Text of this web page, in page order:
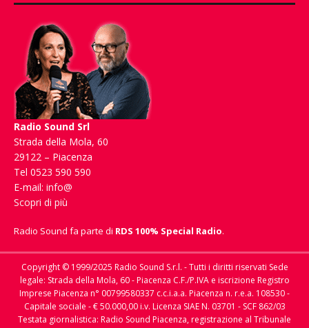
Radio Sound Srl
Strada della Mola, 60
29122 – Piacenza
Tel 0523 590 590
E-mail: info@
Scopri di più
Radio Sound fa parte di RDS 100% Special Radio.
Copyright © 1999/2025 Radio Sound S.r.l. - Tutti i diritti riservati Sede
legale: Strada della Mola, 60 - Piacenza C.F./P.IVA e iscrizione Registro
Imprese Piacenza n° 00799580337 c.c.i.a.a. Piacenza n. r.e.a. 108530 -
Capitale sociale - € 50.000,00 i.v. Licenza SIAE N. 03701 - SCF 862/03
Testata giornalistica: Radio Sound Piacenza, registrazione al Tribunale